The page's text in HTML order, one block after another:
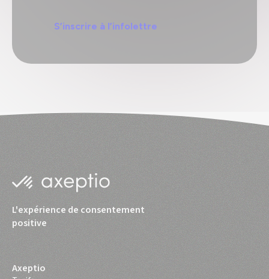
S’inscrire à l’infolettre
L'expérience de consentement
positive
Axeptio